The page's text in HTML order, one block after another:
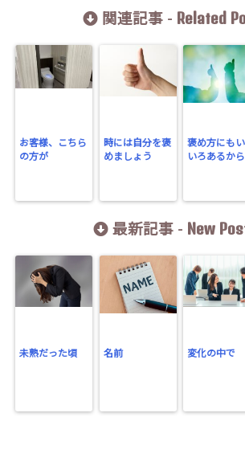
関連記事 - Related
お客様、こちら
の方が
時には自分を褒
めましょう
褒め方にも
いろあるから
最新記事 - New
未熟だった頃 名前 変化の中で